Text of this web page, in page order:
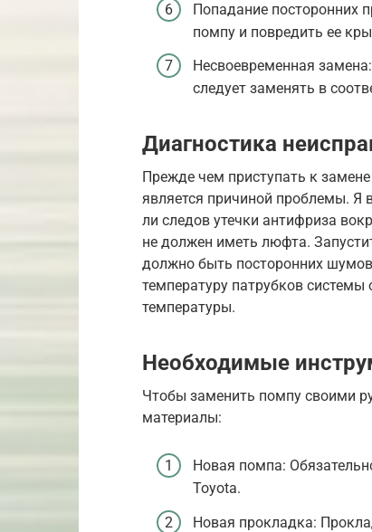
Попадание посторонних
помпу и повредить ее
Несвоевременная
следует заменять в
Диагностика
Прежде чем приступать к
является причиной проблемы. Я
ли следов утечки антифриза
не должен иметь люфта.
должно быть посторонних
температуру патрубков
температуры.
Необходимые
Чтобы заменить помпу своими
материалы:
Новая помпа:
Toyota.
Новая прокладка: